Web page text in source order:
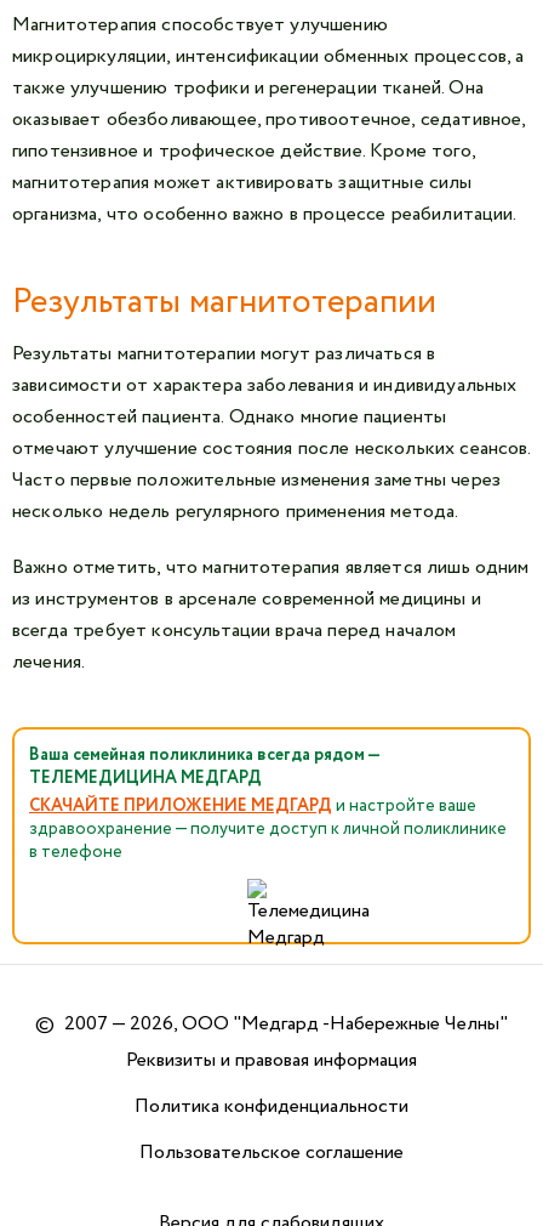
Магнитотерапия способствует улучшению
микроциркуляции, интенсификации обменных процессов, а
также улучшению трофики и регенерации тканей. Она
оказывает обезболивающее, противоотечное, седативное,
гипотензивное и трофическое действие. Кроме того,
магнитотерапия может активировать защитные силы
организма, что особенно важно в процессе реабилитации.
Результаты магнитотерапии
Результаты магнитотерапии могут различаться в
зависимости от характера заболевания и индивидуальных
особенностей пациента. Однако многие пациенты
отмечают улучшение состояния после нескольких сеансов.
Часто первые положительные изменения заметны через
несколько недель регулярного применения метода.
Важно отметить, что магнитотерапия является лишь одним
из инструментов в арсенале современной медицины и
всегда требует консультации врача перед началом
лечения.
Ваша семейная поликлиника всегда рядом —
ТЕЛЕМЕДИЦИНА МЕДГАРД
СКАЧАЙТЕ ПРИЛОЖЕНИЕ МЕДГАРД и настройте ваше
здравоохранение — получите доступ к личной поликлинике
в телефоне
© 2007 — 2026, ООО "Медгард -Набережные Челны"
Реквизиты и правовая информация
Политика конфиденциальности
Пользовательское соглашение